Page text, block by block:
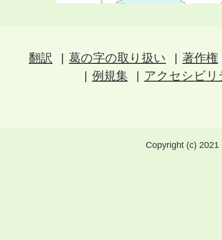
翻訳 葛の字の取り扱い
著作権
例規集
アクセシビ
Copyright (c)